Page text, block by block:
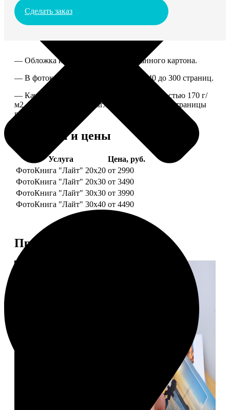
Сделать заказ
— Обложка из твердого ламинированного картона.
— В фотокниге можно разместить от 40 до 300 страниц.
— Качественная мелованная бумага плотностью 170 г/
м2, то есть страницы выглядят, как плотные страницы
глянцевого журнала.
Форматы и цены
Услуга
Цена, руб.
ФотоКнига "Лайт" 20x20 от 2990
ФотоКнига "Лайт" 20x30 от 3490
ФотоКнига "Лайт" 30x30 от 3990
ФотоКнига "Лайт" 30x40 от 4490
Примеры работ